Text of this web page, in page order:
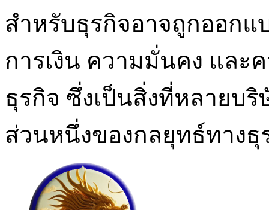
สำหรับธุรกิจอาจถูกออกแ
การเงิน ความมั่นคง และ
ธุรกิจ ซึ่งเป็นสิ่งที่หลายบ
ส่วนหนึ่งของกลยุทธ์ทางธุ